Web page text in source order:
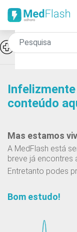
Icon Hiponatremia
conteúdo
Mas estamos
A MedFlash está
breve já encontres
Entretanto podes
Bom estudo!